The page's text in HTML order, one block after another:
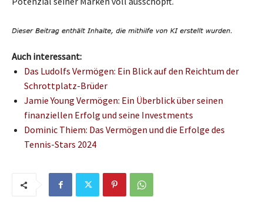
Auch interessant:
Das Ludolfs Vermögen: Ein Blick auf den Reichtum der
Schrottplatz-Brüder
Jamie Young Vermögen: Ein Überblick über seinen
finanziellen Erfolg und seine Investments
Dominic Thiem: Das Vermögen und die Erfolge des
Tennis-Stars 2024